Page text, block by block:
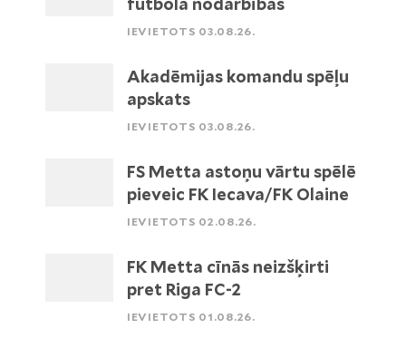
futbola nodarbības
IEVIETOTS 03.08.26.
Akadēmijas komandu spēļu
apskats
IEVIETOTS 03.08.26.
FS Metta astoņu vārtu spēlē
pieveic FK Iecava/FK Olaine
IEVIETOTS 02.08.26.
FK Metta cīnās neizšķirti
pret Riga FC-2
IEVIETOTS 01.08.26.